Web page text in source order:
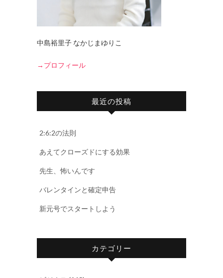
中島裕里子 なかじまゆりこ
→プロフィール
最近の投稿
2:6:2の法則
あえてクローズドにする効果
先生、怖いんです
バレンタインと確定申告
新元号でスタートしよう
カテゴリー